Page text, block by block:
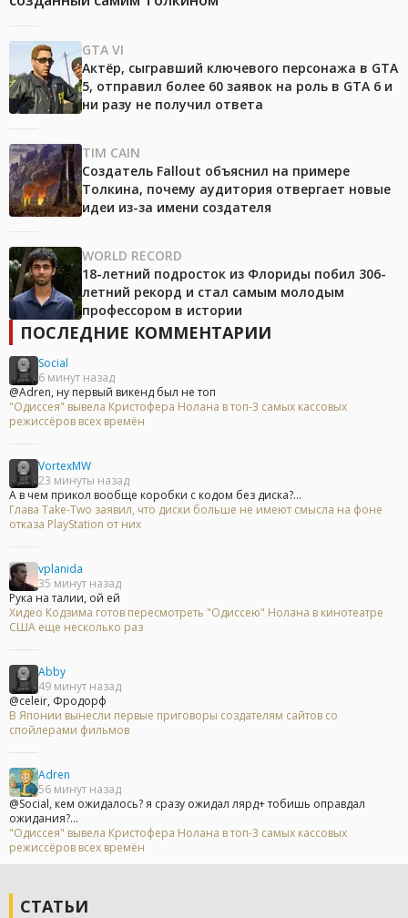
GTA VI
Актёр, сыгравший ключевого персонажа в GTA
5, отправил более 60 заявок на роль в GTA 6 и
ни разу не получил ответа
TIM CAIN
Создатель Fallout объяснил на примере
Толкина, почему аудитория отвергает новые
идеи из-за имени создателя
WORLD RECORD
18-летний подросток из Флориды побил 306-
летний рекорд и стал самым молодым
профессором в истории
ПОСЛЕДНИЕ КОММЕНТАРИИ
Social
6 минут назад
@Adren, ну первый викенд был не топ
"Одиссея" вывела Кристофера Нолана в топ-3 самых кассовых
режиссёров всех времён
VortexMW
23 минуты назад
А в чем прикол вообще коробки с кодом без диска?...
Глава Take-Two заявил, что диски больше не имеют смысла на фоне
отказа PlayStation от них
vplanida
35 минут назад
Рука на талии, ой ей
Хидео Кодзима готов пересмотреть "Одиссею" Нолана в кинотеатре
США еще несколько раз
Abby
49 минут назад
@celeir, Фродорф
В Японии вынесли первые приговоры создателям сайтов со
спойлерами фильмов
Adren
56 минут назад
@Social, кем ожидалось? я сразу ожидал лярд+ тобишь оправдал
ожидания?...
"Одиссея" вывела Кристофера Нолана в топ-3 самых кассовых
режиссёров всех времён
СТАТЬИ